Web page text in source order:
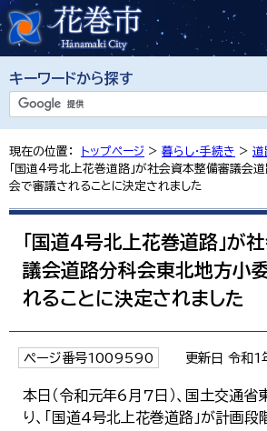
キーワードから探す
現在の位置： トップページ > 暮らし・手続き > 道
「国道4号北上花巻道路」が社会資本整備審議会
会で審議されることに決定されました
「国道4号北上花巻道路」が
議会道路分科会東北地方小
れることに決定されました
ページ番号1009590 更新日 令和1
本日（令和元年6月7日）、国土交通省
り、「国道4号北上花巻道路」が計画段